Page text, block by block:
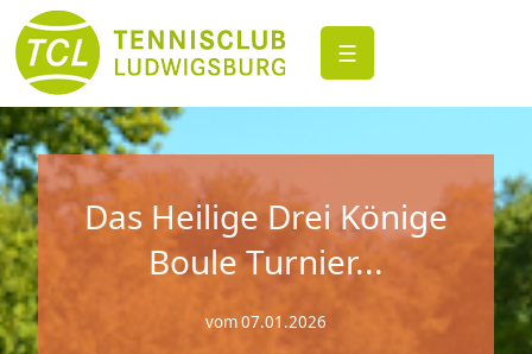
☰
Das Heilige Drei Könige
Boule Turnier...
vom 07.01.2026